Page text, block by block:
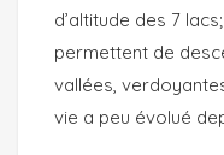
d’altitude des 7
permettent de
vallées,
vie a peu évolué